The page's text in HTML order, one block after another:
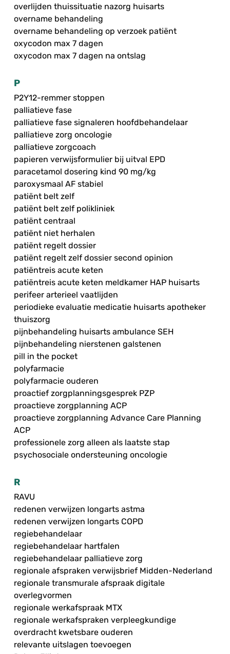
overlijden thuissituatie nazorg huisarts
overname behandeling
overname behandeling op verzoek patiënt
oxycodon max 7 dagen
oxycodon max 7 dagen na ontslag
P
P2Y12-remmer stoppen
palliatieve fase
palliatieve fase signaleren hoofdbehandelaar
palliatieve zorg oncologie
palliatieve zorgcoach
papieren verwijsformulier bij uitval EPD
paracetamol dosering kind 90 mg/kg
paroxysmaal AF stabiel
patiënt belt zelf
patiënt belt zelf polikliniek
patiënt centraal
patiënt niet herhalen
patiënt regelt dossier
patiënt regelt zelf dossier second opinion
patiëntreis acute keten
patiëntreis acute keten meldkamer HAP huisarts
perifeer arterieel vaatlijden
periodieke evaluatie medicatie huisarts apotheker
thuiszorg
pijnbehandeling huisarts ambulance SEH
pijnbehandeling nierstenen galstenen
pill in the pocket
polyfarmacie
polyfarmacie ouderen
proactief zorgplanningsgesprek PZP
proactieve zorgplanning ACP
proactieve zorgplanning Advance Care Planning
ACP
professionele zorg alleen als laatste stap
psychosociale ondersteuning oncologie
R
RAVU
redenen verwijzen longarts astma
redenen verwijzen longarts COPD
regiebehandelaar
regiebehandelaar hartfalen
regiebehandelaar palliatieve zorg
regionale afspraken verwijsbrief Midden-Nederland
regionale transmurale afspraak digitale
overlegvormen
regionale werkafspraak MTX
regionale werkafspraken verpleegkundige
overdracht kwetsbare ouderen
relevante uitslagen toevoegen